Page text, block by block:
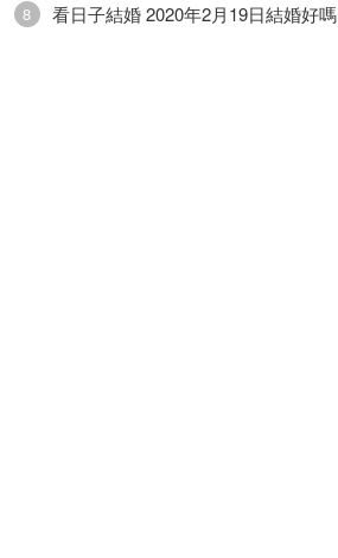
8 看日子結婚 2020年2月19日結婚好嗎